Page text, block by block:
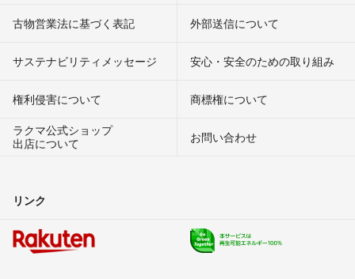
古物営業法に基づく表記 外部送信について
サステナビリティメッセージ 安心・安全のための取り組み
権利侵害について
商標権について
ラクマ公式ショップ
出店について
お問い合わせ
リンク